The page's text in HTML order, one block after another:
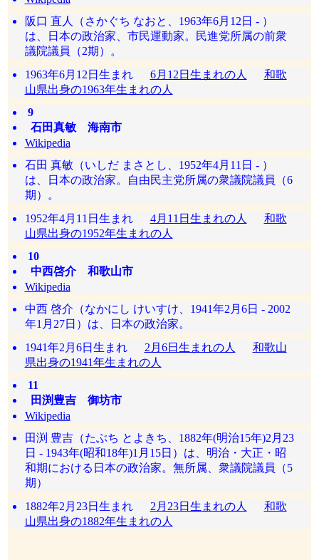
阪口 直人（さかぐち なおと、1963年6月12日 - ）
は、日本の政治家、市民運動家。民進党所属の前衆
議院議員（2期）。
1963年6月12日生まれ 6月12日生まれの人
和歌
山県出身の1963年生まれの人
9
石田真敏 海南市
Wikipedia
石田 真敏（いしだ まさとし、1952年4月11日 - ）
は、日本の政治家。自由民主党所属の衆議院議員（6
期）。
1952年4月11日生まれ 4月11日生まれの人
和歌
山県出身の1952年生まれの人
10
中西啓介 和歌山市
Wikipedia
中西 啓介（なかにし けいすけ、1941年2月6日 - 2002
年1月27日）は、日本の政治家。
1941年2月6日生まれ 2月6日生まれの人
和歌山
県出身の1941年生まれの人
11
田渕豊吉 御坊市
Wikipedia
田渕 豊吉（たぶち とよきち、1882年(明治15年)2月23
日 - 1943年(昭和18年)1月15日）は、明治・大正・昭
和期における日本の政治家。無所属、衆議院議員（5
期）
1882年2月23日生まれ 2月23日生まれの人
和歌
山県出身の1882年生まれの人